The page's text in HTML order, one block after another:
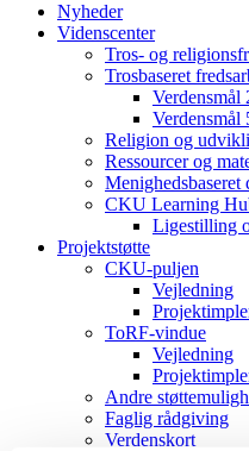
Nyheder
Videnscenter
Tros- og
Trosbaseret
Verdensmål
Religion og
Ressourcer og
Menighedsbaseret
CKU Learning
Ligestilling
Projektstøtte
CKU-puljen
Vejledning
ToRF-vindue
Vejledning
Andre
Faglig rådgiving
Verdenskort